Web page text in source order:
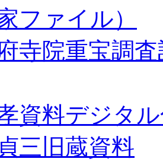
ファイル）
寺院重宝調
資料デジタ
三旧蔵資料